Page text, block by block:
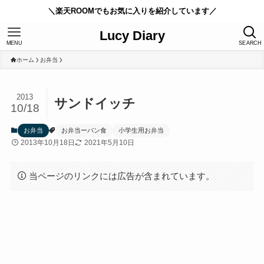
＼楽天ROOMでもお気に入りを紹介しています／
Lucy Diary SEARCH
MENU
ホーム お弁当
サンドイッチ
2013
10/18
お弁当 お弁当ーパン食 小学生用お弁当
2013年10月18日 2021年5月10日
当ページのリンクには広告が含まれています。